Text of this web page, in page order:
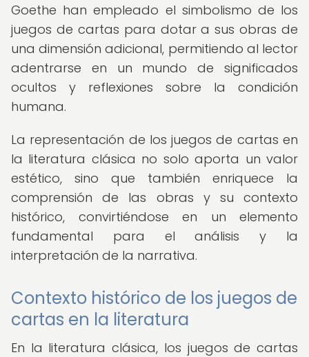
Goethe han empleado el simbolismo de los
juegos de cartas para dotar a sus obras de
una dimensión adicional, permitiendo al lector
adentrarse en un mundo de significados
ocultos y reflexiones sobre la condición
humana.
La representación de los juegos de cartas en
la literatura clásica no solo aporta un valor
estético, sino que también enriquece la
comprensión de las obras y su contexto
histórico, convirtiéndose en un elemento
fundamental para el análisis y la
interpretación de la narrativa.
Contexto histórico de los juegos de
cartas en la literatura
En la literatura clásica, los juegos de cartas